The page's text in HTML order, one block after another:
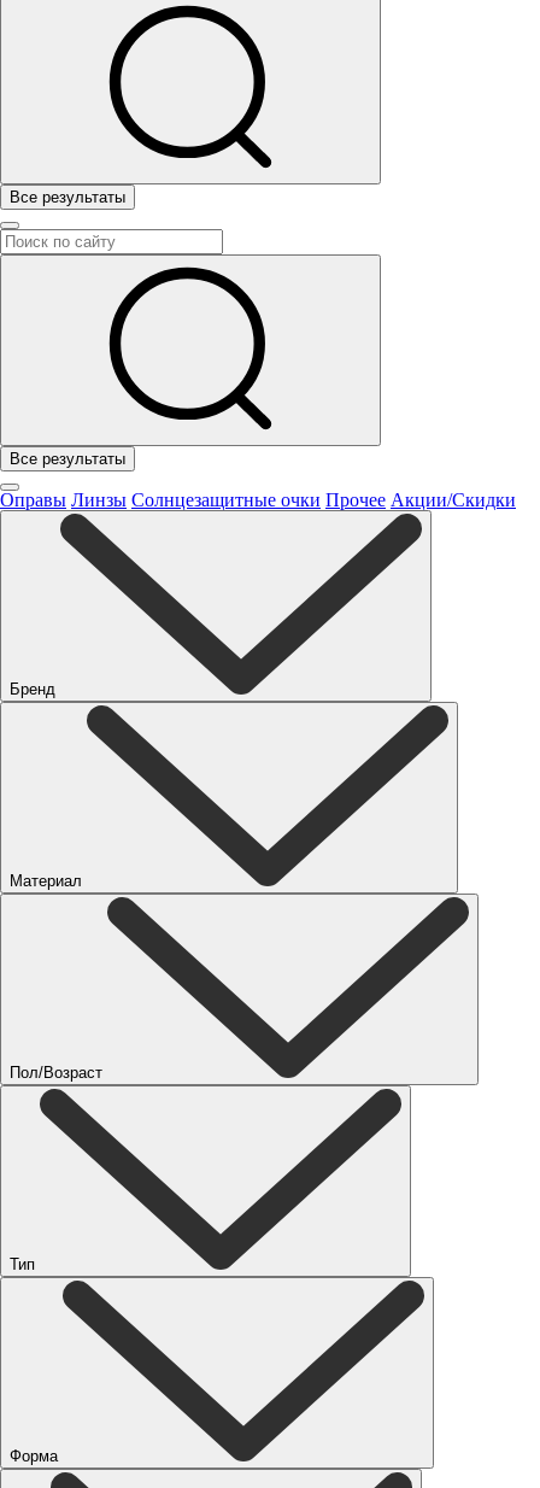
Все результаты
Все результаты
Оправы Линзы Солнцезащитные очки Прочее Акции/Скидки
Бренд
Материал
Пол/Возраст
Тип
Форма